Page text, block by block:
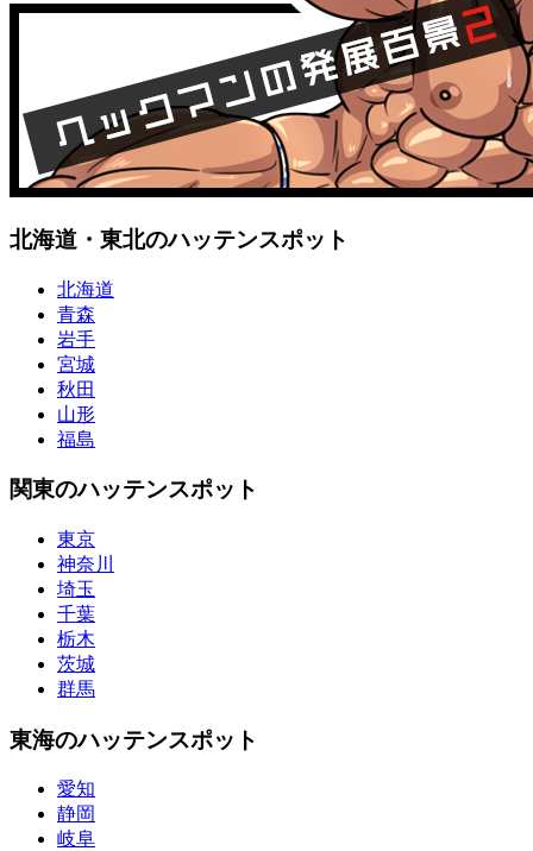
北海道・東北のハッテンスポット
北海道
青森
岩手
宮城
秋田
山形
福島
関東のハッテンスポット
東京
神奈川
埼玉
千葉
栃木
茨城
群馬
東海のハッテンスポット
愛知
静岡
岐阜